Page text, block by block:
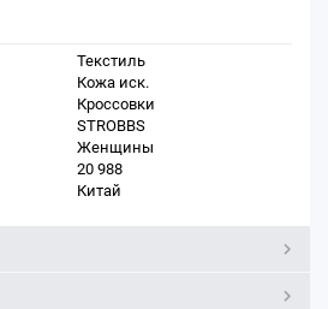
Текстиль
Кожа иск.
Кроссовки
STROBBS
Женщины
20 988
Китай